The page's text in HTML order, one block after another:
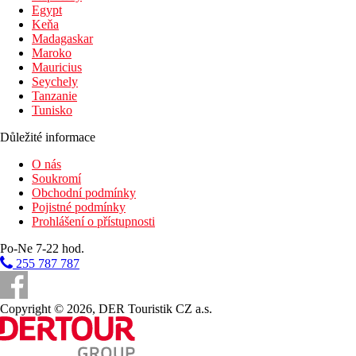
Egypt
Keňa
Madagaskar
Maroko
Mauricius
Seychely
Tanzanie
Tunisko
Důležité informace
O nás
Soukromí
Obchodní podmínky
Pojistné podmínky
Prohlášení o přístupnosti
Po-Ne 7-22 hod.
255 787 787
Copyright © 2026, DER Touristik CZ a.s.